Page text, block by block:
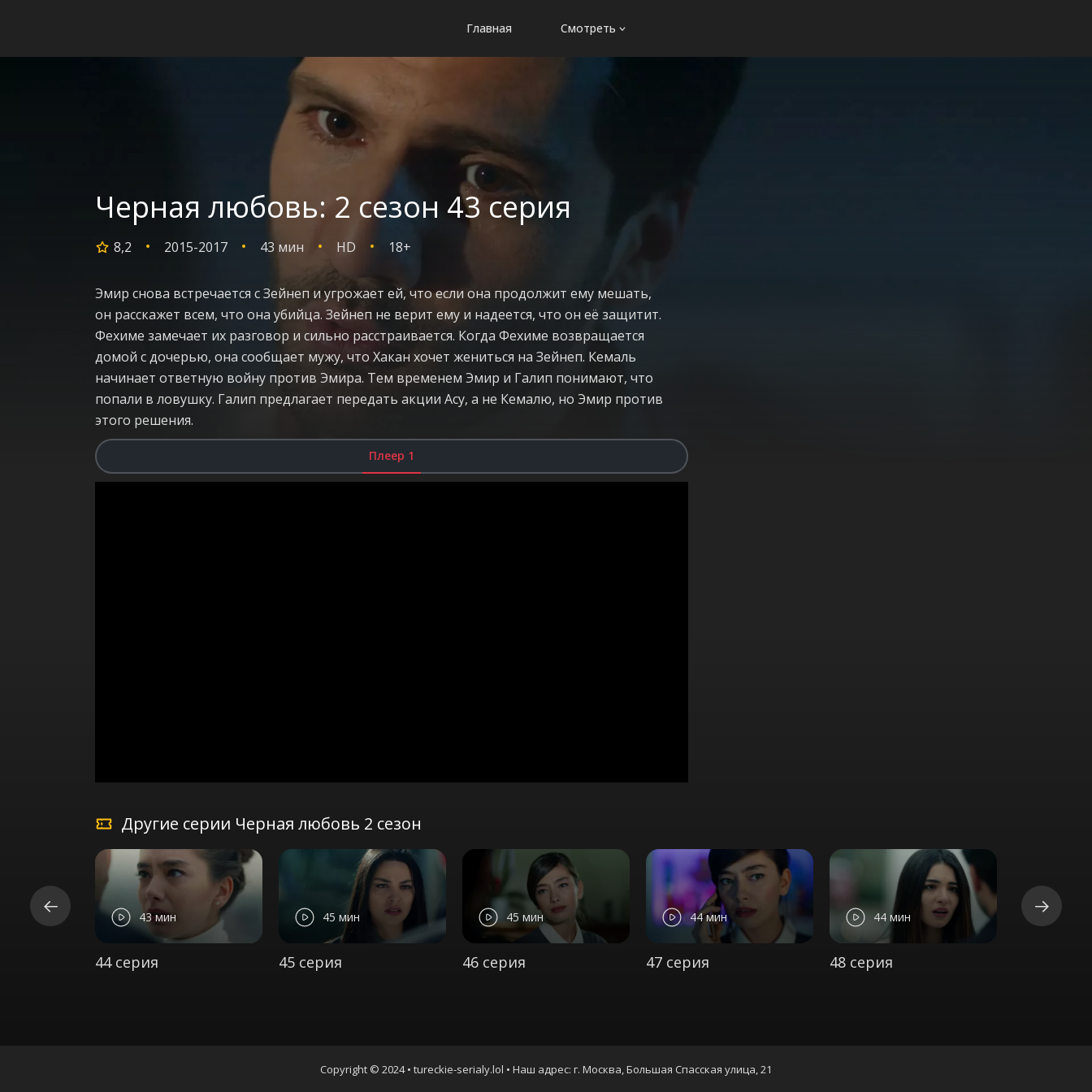
Главная Смотреть
Черная любовь: 2 сезон 43 серия
8,2 2015-2017 43 мин HD 18+
Эмир снова встречается с Зейнеп и угрожает ей, что если она продолжит ему мешать,
он расскажет всем, что она убийца. Зейнеп не верит ему и надеется, что он её защитит.
Фехиме замечает их разговор и сильно расстраивается. Когда Фехиме возвращается
домой с дочерью, она сообщает мужу, что Хакан хочет жениться на Зейнеп. Кемаль
начинает ответную войну против Эмира. Тем временем Эмир и Галип понимают, что
попали в ловушку. Галип предлагает передать акции Асу, а не Кемалю, но Эмир против
этого решения.
Плеер 1
Другие серии Черная любовь 2 сезон
43 мин
44 серия
45 мин
45 серия
45 мин
46 серия
44 мин
47 серия
44 мин
48 серия
45
Copyright © 2024 • tureckie-serialy.lol • Наш адрес: г. Москва, Большая Спасская улица, 21